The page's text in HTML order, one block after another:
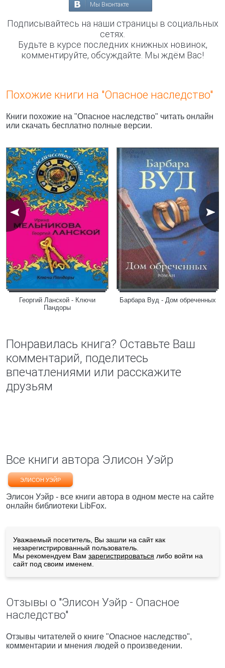
Мы Вконтакте
Подписывайтесь на наши страницы в социальных
сетях.
Будьте в курсе последних книжных новинок,
комментируйте, обсуждайте. Мы ждём Вас!
Похожие книги на "Опасное наследство"
Книги похожие на "Опасное наследство" читать онлайн
или скачать бесплатно полные версии.
Георгий Ланской - Ключи
Пандоры
Барбара Вуд - Дом обреченных
Понравилась книга? Оставьте Ваш
комментарий, поделитесь
впечатлениями или расскажите
друзьям
Все книги автора Элисон Уэйр
ЭЛИСОН УЭЙР
Элисон Уэйр - все книги автора в одном месте на сайте
онлайн библиотеки LibFox.
Уважаемый посетитель, Вы зашли на сайт как
незарегистрированный пользователь.
Мы рекомендуем Вам зарегистрироваться либо войти на
сайт под своим именем.
Отзывы о "Элисон Уэйр - Опасное
наследство"
Отзывы читателей о книге "Опасное наследство",
комментарии и мнения людей о произведении.